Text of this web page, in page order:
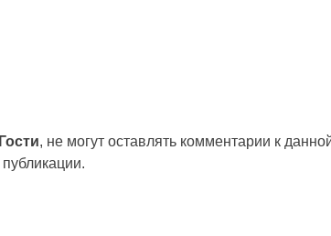
Гости, не могут оставлять комментарии к
публикации.